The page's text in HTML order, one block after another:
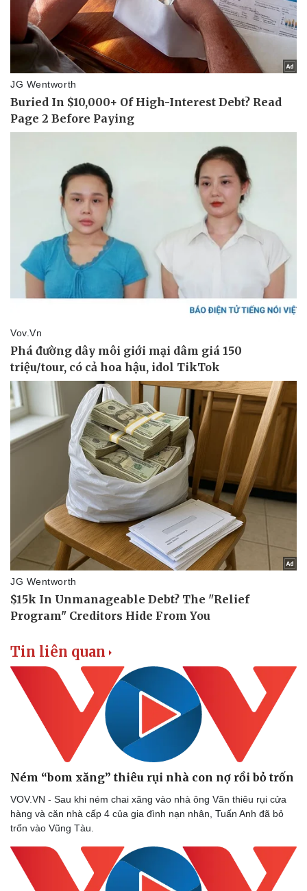
Tin nóng
Tư vấn luật
Việt Nam
Phân tích
Tin liên quan
Ném “bom xăng” thiêu rụi nhà con nợ rồi bỏ trốn
VOV.VN - Sau khi ném chai xăng vào nhà ông Văn thiêu rụi cửa
hàng và căn nhà cấp 4 của gia đình nạn nhân, Tuấn Anh đã bỏ
trốn vào Vũng Tàu.